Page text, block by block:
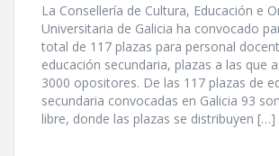
La Consellerí­a de Cultura, Educación e
Universitaria de Galicia ha convocado
total de 117 plazas para personal
educación secundaria, plazas a las que
3000 opositores. De las 117 plazas de
secundaria convocadas en Galicia 93
libre, donde las plazas se distribuyen […]